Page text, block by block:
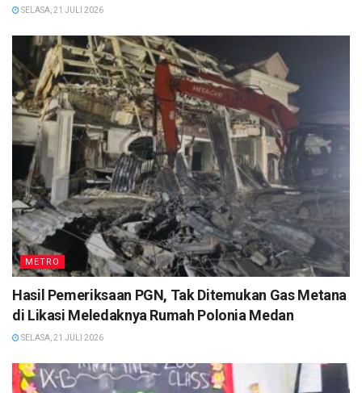
SELASA, 21 JULI 2026
METRO
Hasil Pemeriksaan PGN, Tak Ditemukan Gas Metana
di Likasi Meledaknya Rumah Polonia Medan
SELASA, 21 JULI 2026